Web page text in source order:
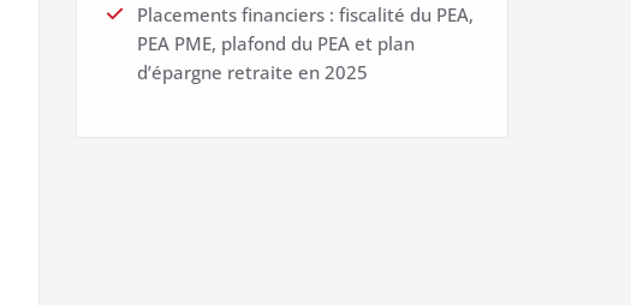
Placements financiers : fiscalité du PEA,
PEA PME, plafond du PEA et plan
d’épargne retraite en 2025